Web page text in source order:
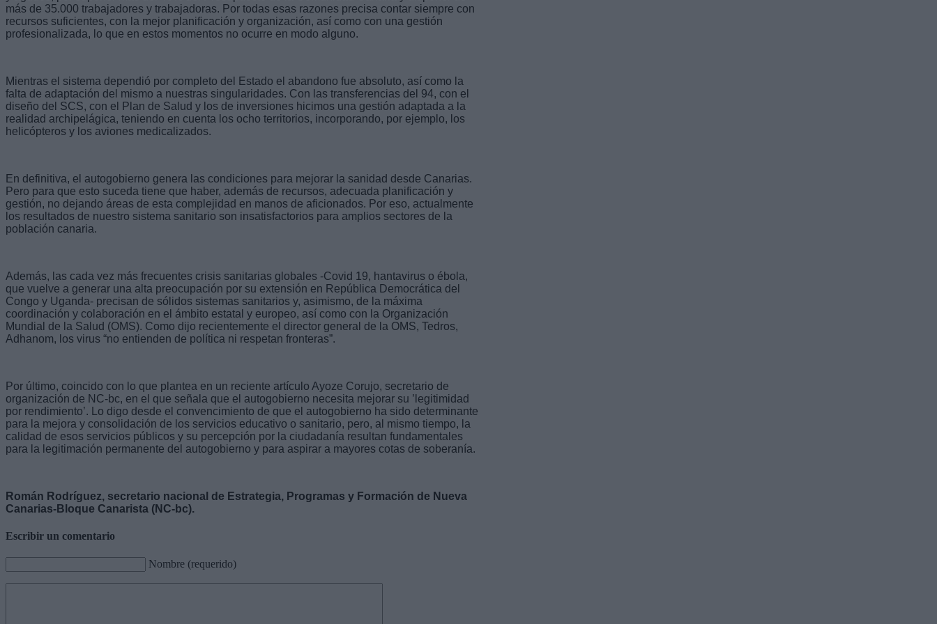
más de 35.000 trabajadores y trabajadoras. Por todas esas razones precisa contar siempre con
recursos suficientes, con la mejor planificación y organización, así como con una gestión
profesionalizada, lo que en estos momentos no ocurre en modo alguno.
Mientras el sistema dependió por completo del Estado el abandono fue absoluto, así como la
falta de adaptación del mismo a nuestras singularidades. Con las transferencias del 94, con el
diseño del SCS, con el Plan de Salud y los de inversiones hicimos una gestión adaptada a la
realidad archipelágica, teniendo en cuenta los ocho territorios, incorporando, por ejemplo, los
helicópteros y los aviones medicalizados.
En definitiva, el autogobierno genera las condiciones para mejorar la sanidad desde Canarias.
Pero para que esto suceda tiene que haber, además de recursos, adecuada planificación y
gestión, no dejando áreas de esta complejidad en manos de aficionados. Por eso, actualmente
los resultados de nuestro sistema sanitario son insatisfactorios para amplios sectores de la
población canaria.
Además, las cada vez más frecuentes crisis sanitarias globales -Covid 19, hantavirus o ébola,
que vuelve a generar una alta preocupación por su extensión en República Democrática del
Congo y Uganda- precisan de sólidos sistemas sanitarios y, asimismo, de la máxima
coordinación y colaboración en el ámbito estatal y europeo, así como con la Organización
Mundial de la Salud (OMS). Como dijo recientemente el director general de la OMS, Tedros,
Adhanom, los virus “no entienden de política ni respetan fronteras”.
Por último, coincido con lo que plantea en un reciente artículo Ayoze Corujo, secretario de
organización de NC-bc, en el que señala que el autogobierno necesita mejorar su ’legitimidad
por rendimiento’. Lo digo desde el convencimiento de que el autogobierno ha sido determinante
para la mejora y consolidación de los servicios educativo o sanitario, pero, al mismo tiempo, la
calidad de esos servicios públicos y su percepción por la ciudadanía resultan fundamentales
para la legitimación permanente del autogobierno y para aspirar a mayores cotas de soberanía.
Román Rodríguez, secretario nacional de Estrategia, Programas y Formación de Nueva
Canarias-Bloque Canarista (NC-bc).
Escribir un comentario
Nombre (requerido)